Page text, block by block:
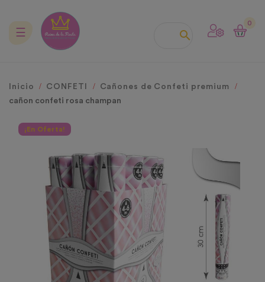

0
Navegación
☰
Inicio CONFETI
Cañones de Confeti premium
cañon confeti rosa champan
¡En Oferta!